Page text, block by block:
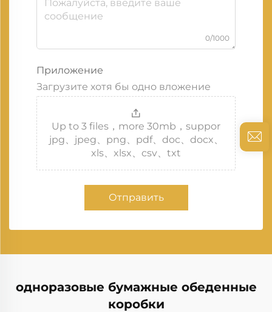
0/1000
Приложение
Загрузите хотя бы одно вложение
Up to 3 files，more 30mb，suppor
jpg、jpeg、png、pdf、doc、docx、
xls、xlsx、csv、txt
Отправить
одноразовые бумажные обеденные
коробки